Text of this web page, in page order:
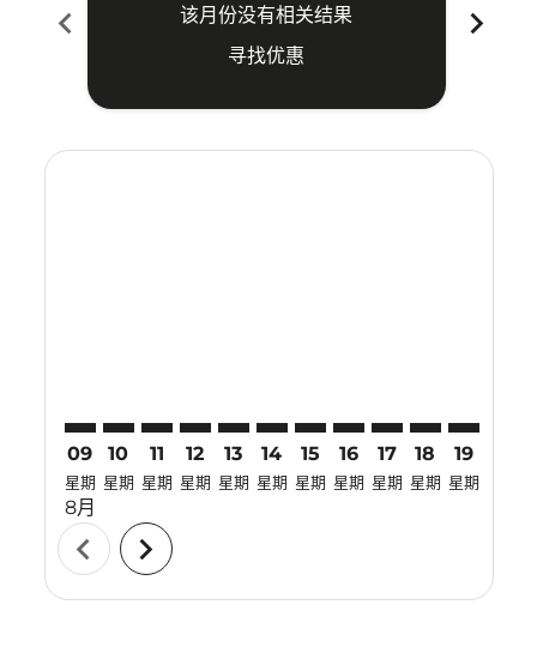
chevron_left
该月份没有相关结果
寻找优惠
chevron_right
09
星期
8月
10
星期
11
星期
12
星期
13
星期
14
星期
15
星期
16
星期
17
星期
18
星期
19
星期
chevron_left chevron_right